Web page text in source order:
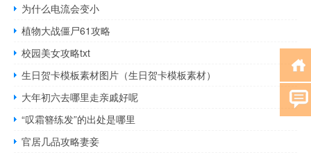
为什么电流会变小
植物大战僵尸61攻略
校园美女攻略txt
生日贺卡模板素材图片（生日贺卡模板素材）
大年初六去哪里走亲戚好呢
“叹霜簪练发”的出处是哪里
官居几品攻略妻妾